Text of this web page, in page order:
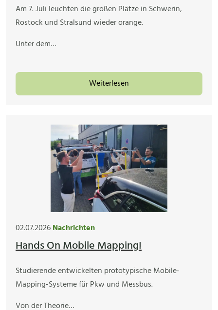
Am 7. Juli leuchten die großen Plätze in Schwerin,
Rostock und Stralsund wieder orange.
Unter dem…
Weiterlesen
02.07.2026Nachrichten
Hands On Mobile Mapping!
Studierende entwickelten prototypische Mobile-
Mapping-Systeme für Pkw und Messbus.
Von der Theorie…